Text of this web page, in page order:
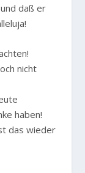
daß er
nicht
haben!
das wieder